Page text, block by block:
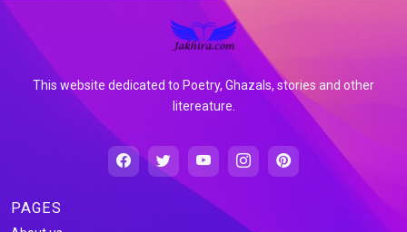
This website dedicated to Poetry, Ghazals, stories and other
litereature.
PAGES